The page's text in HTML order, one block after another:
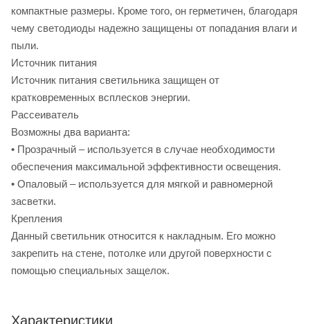
компактные размеры. Кроме того, он герметичен, благодаря
чему светодиоды надежно защищены от попадания влаги и
пыли.
Источник питания
Источник питания светильника защищен от
кратковременных всплесков энергии.
Рассеиватель
Возможны два варианта:
• Прозрачный – используется в случае необходимости
обеспечения максимальной эффективности освещения.
• Опаловый – используется для мягкой и равномерной
засветки.
Крепления
Данный светильник относится к накладным. Его можно
закрепить на стене, потолке или другой поверхности с
помощью специальных защелок.
Характеристики